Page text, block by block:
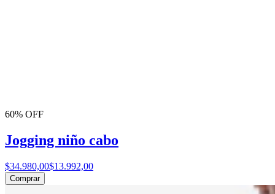
60% OFF
Jogging niño cabo
$34.980,00$13.992,00
Comprar